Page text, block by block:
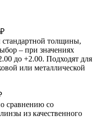
толщины,
– при значениях
до +2.00. Подходят для
или металлической
сравнению со
из качественного